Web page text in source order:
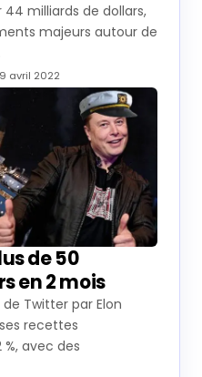
milliards de dollars,
majeurs autour de
avril 2022
de 50
en 2 mois
Twitter par Elon
recettes
avec des